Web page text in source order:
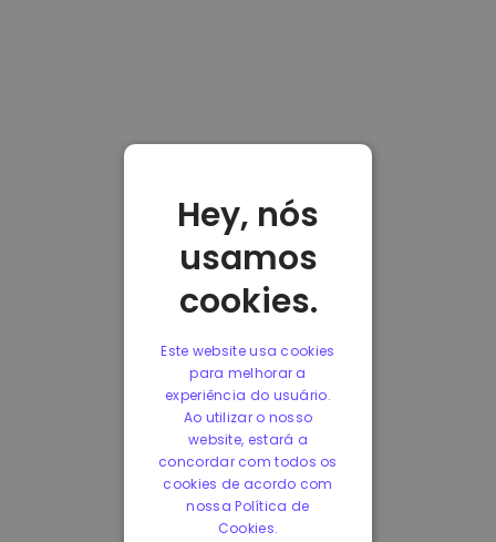
Hey, nós
usamos
cookies.
Este website usa cookies
para melhorar a
experiência do usuário.
Ao utilizar o nosso
website, estará a
concordar com todos os
cookies de acordo com
nossa Política de
Cookies.